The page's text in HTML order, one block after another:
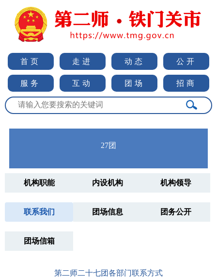
首页 走进 动态 公开
服务 互动 团场 招商
27团
机构职能 内设机构 机构领导
联系我们 团场信息 团务公开
团场信箱
第二师二十七团各部门联系方式